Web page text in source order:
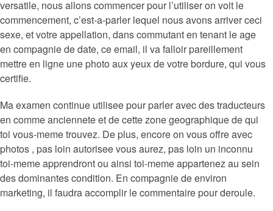
versatile, nous allons commencer pour l’utiliser on voit le
commencement, c’est-a-parler lequel nous avons arriver ceci
sexe, et votre appellation, dans commutant en tenant le age
en compagnie de date, ce email, il va falloir pareillement
mettre en ligne une photo aux yeux de votre bordure, qui vous
certifie.
Ma examen continue utilisee pour parler avec des traducteurs
en comme anciennete et de cette zone geographique de qui
toi vous-meme trouvez. De plus, encore on vous offre avec
photos , pas loin autorisee vous aurez, pas loin un inconnu
toi-meme apprendront ou ainsi toi-meme appartenez au sein
des dominantes condition. En compagnie de environ
marketing, il faudra accomplir le commentaire pour deroule.